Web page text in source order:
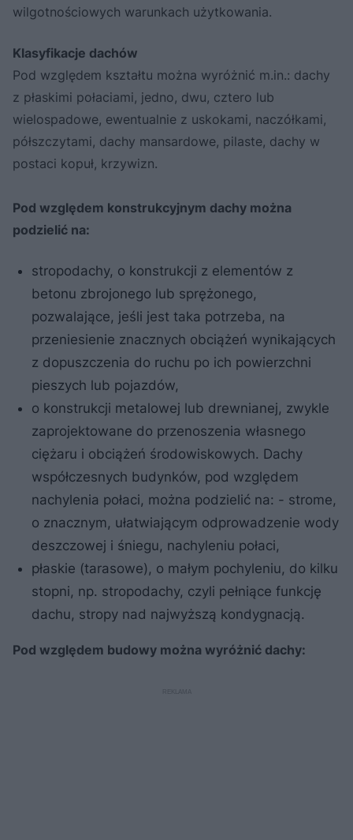
wilgotnościowych warunkach użytkowania.
Klasyfikacje dachów
Pod względem kształtu można wyróżnić m.in.: dachy
z płaskimi połaciami, jedno, dwu, cztero lub
wielospadowe, ewentualnie z uskokami, naczółkami,
półszczytami, dachy mansardowe, pilaste, dachy w
postaci kopuł, krzywizn.
Pod względem konstrukcyjnym dachy można
podzielić na:
stropodachy, o konstrukcji z elementów z
betonu zbrojonego lub sprężonego,
pozwalające, jeśli jest taka potrzeba, na
przeniesienie znacznych obciążeń wynikających
z dopuszczenia do ruchu po ich powierzchni
pieszych lub pojazdów,
o konstrukcji metalowej lub drewnianej, zwykle
zaprojektowane do przenoszenia własnego
ciężaru i obciążeń środowiskowych. Dachy
współczesnych budynków, pod względem
nachylenia połaci, można podzielić na: - strome,
o znacznym, ułatwiającym odprowadzenie wody
deszczowej i śniegu, nachyleniu połaci,
płaskie (tarasowe), o małym pochyleniu, do kilku
stopni, np. stropodachy, czyli pełniące funkcję
dachu, stropy nad najwyższą kondygnacją.
Pod względem budowy można wyróżnić dachy: